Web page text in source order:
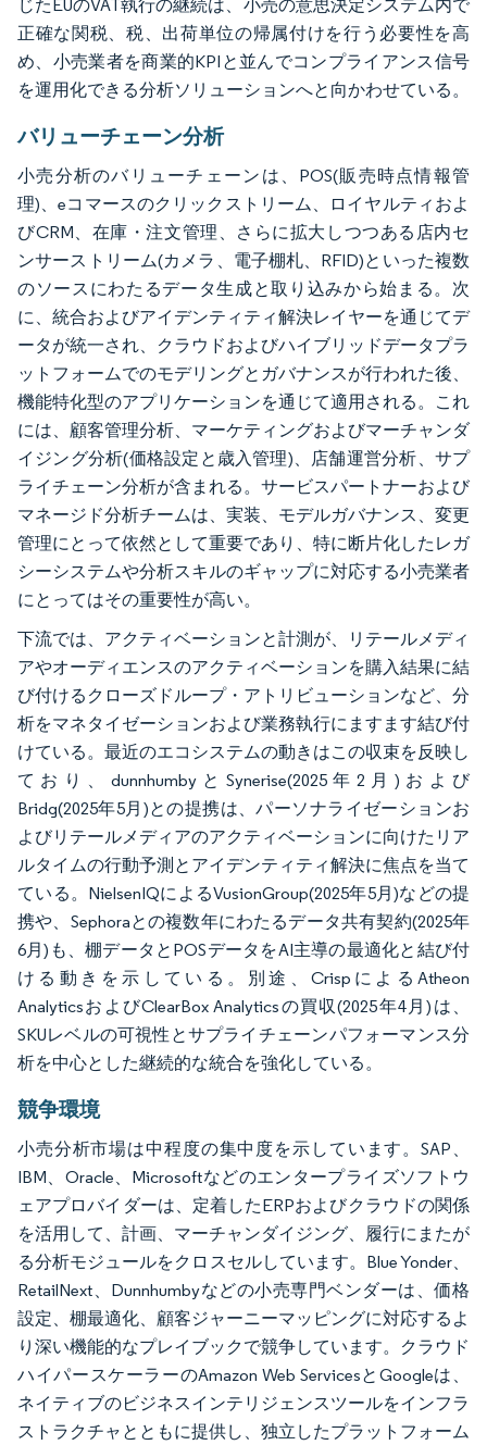
じたEUのVAT執行の継続は、小売の意思決定システム内で
正確な関税、税、出荷単位の帰属付けを行う必要性を高
め、小売業者を商業的KPIと並んでコンプライアンス信号
を運用化できる分析ソリューションへと向かわせている。
バリューチェーン分析
小売分析のバリューチェーンは、POS(販売時点情報管
理)、eコマースのクリックストリーム、ロイヤルティおよ
びCRM、在庫・注文管理、さらに拡大しつつある店内セ
ンサーストリーム(カメラ、電子棚札、RFID)といった複数
のソースにわたるデータ生成と取り込みから始まる。次
に、統合およびアイデンティティ解決レイヤーを通じてデ
ータが統一され、クラウドおよびハイブリッドデータプラ
ットフォームでのモデリングとガバナンスが行われた後、
機能特化型のアプリケーションを通じて適用される。これ
には、顧客管理分析、マーケティングおよびマーチャンダ
イジング分析(価格設定と歳入管理)、店舗運営分析、サプ
ライチェーン分析が含まれる。サービスパートナーおよび
マネージド分析チームは、実装、モデルガバナンス、変更
管理にとって依然として重要であり、特に断片化したレガ
シーシステムや分析スキルのギャップに対応する小売業者
にとってはその重要性が高い。
下流では、アクティベーションと計測が、リテールメディ
アやオーディエンスのアクティベーションを購入結果に結
び付けるクローズドループ・アトリビューションなど、分
析をマネタイゼーションおよび業務執行にますます結び付
けている。最近のエコシステムの動きはこの収束を反映し
ており、dunnhumbyとSynerise(2025年2月)および
Bridg(2025年5月)との提携は、パーソナライゼーションお
よびリテールメディアのアクティベーションに向けたリア
ルタイムの行動予測とアイデンティティ解決に焦点を当て
ている。NielsenIQによるVusionGroup(2025年5月)などの提
携や、Sephoraとの複数年にわたるデータ共有契約(2025年
6月)も、棚データとPOSデータをAI主導の最適化と結び付
ける動きを示している。別途、CrispによるAtheon
AnalyticsおよびClearBox Analyticsの買収(2025年4月)は、
SKUレベルの可視性とサプライチェーンパフォーマンス分
析を中心とした継続的な統合を強化している。
競争環境
小売分析市場は中程度の集中度を示しています。SAP、
IBM、Oracle、Microsoftなどのエンタープライズソフトウ
ェアプロバイダーは、定着したERPおよびクラウドの関係
を活用して、計画、マーチャンダイジング、履行にまたが
る分析モジュールをクロスセルしています。Blue Yonder、
RetailNext、Dunnhumbyなどの小売専門ベンダーは、価格
設定、棚最適化、顧客ジャーニーマッピングに対応するよ
り深い機能的なプレイブックで競争しています。クラウド
ハイパースケーラーのAmazon Web ServicesとGoogleは、
ネイティブのビジネスインテリジェンスツールをインフラ
ストラクチャとともに提供し、独立したプラットフォーム